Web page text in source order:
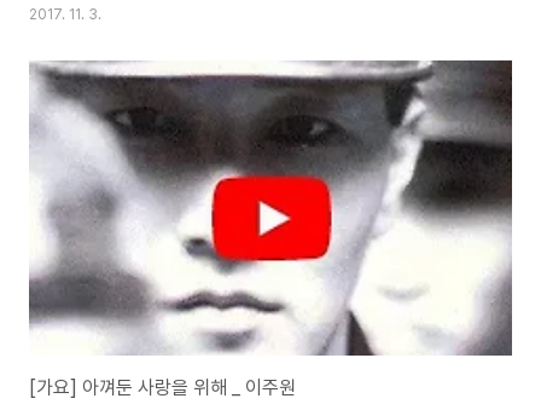
2017. 11. 3.
[가요] 아껴둔 사랑을 위해 _ 이주원